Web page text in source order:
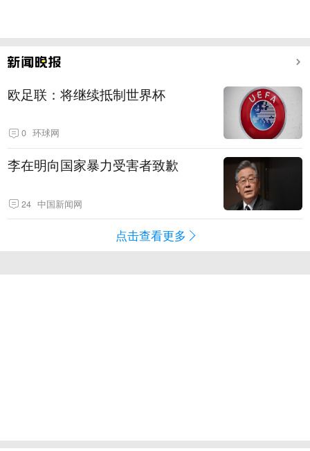
欧足联：将继续抵制世界杯
0 环球网
李在明向国家暴力受害者致歉
24 中国新闻网
点击查看更多